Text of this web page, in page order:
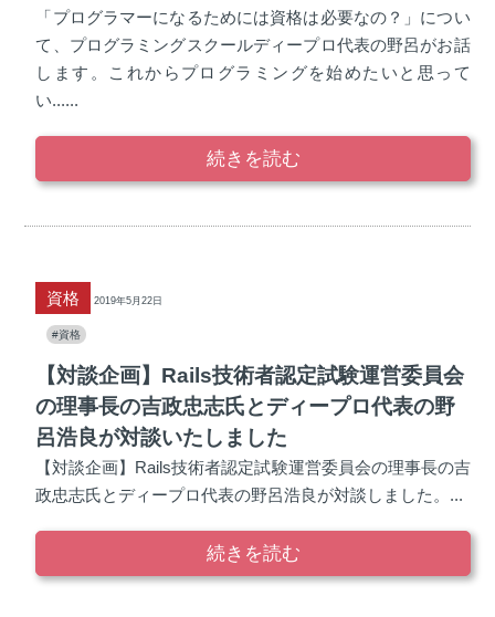
「プログラマーになるためには資格は必要なの？」につい
て、プログラミングスクールディープロ代表の野呂がお話
します。これからプログラミングを始めたいと思って
い......
続きを読む
資格 2019年5月22日
#資格
【対談企画】Rails技術者認定試験運営委員会
の理事長の吉政忠志氏とディープロ代表の野
呂浩良が対談いたしました
【対談企画】Rails技術者認定試験運営委員会の理事長の吉
政忠志氏とディープロ代表の野呂浩良が対談しました。...
続きを読む